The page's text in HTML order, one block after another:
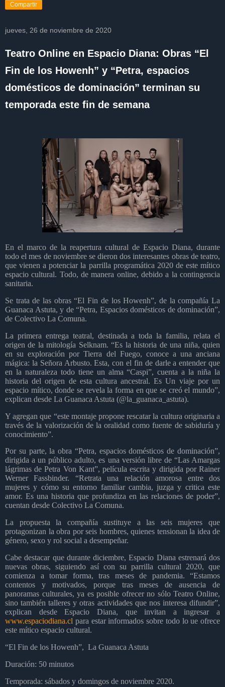
Compartir
jueves, 26 de noviembre de 2020
Teatro Online en Espacio Diana: Obras “El
Fin de los Howenh” y “Petra, espacios
domésticos de dominación” terminan su
temporada este fin de semana
En el marco de la reapertura cultural de Espacio Diana, durante
todo el mes de noviembre se dieron dos interesantes obras de teatro,
que vienen a potenciar la parrilla programática 2020 de este mítico
espacio cultural. Todo, de manera online, debido a la contingencia
sanitaria.
Se trata de las obras “El Fin de los Howenh”, de la compañía La
Guanaca Astuta, y de “Petra, Espacios domésticos de dominación”,
de Colectivo La Comuna.
La primera entrega teatral, destinada a toda la familia, relata el
origen de la mitología Selknam. “Es la historia de una niña, quien
en su exploración por Tierra del Fuego, conoce a una anciana
mágica: la Señora Arbusto. Esta, con el fin de darle a entender que
en la naturaleza todo tiene un alma “Caspi”, cuenta a la niña la
historia del origen de esta cultura ancestral. Es Un viaje por un
espacio mítico, donde se revela la forma en que se creó el mundo”,
explican desde La Guanaca Astuta (@la_guanaca_astuta).
Y agregan que “este montaje propone rescatar la cultura originaria a
través de la valorización de la oralidad como fuente de sabiduría y
conocimiento”.
Por su parte, la obra “Petra, espacios domésticos de dominación”,
dirigida a un público adulto, es una versión libre de “Las Amargas
lágrimas de Petra Von Kant”, película escrita y dirigida por Rainer
Werner Fassbinder. “Retrata una relación amorosa entre dos
mujeres y cómo su entorno familiar cambia, juzga y critica este
amor. Es una historia que profundiza en las relaciones de poder”,
cuentan desde Colectivo La Comuna.
La propuesta la compañía sustituye a las seis mujeres que
protagonizan la obra por seis hombres, quienes tensionan la idea de
género, sexo y rol social a desempeñar.
Cabe destacar que durante diciembre, Espacio Diana estrenará dos
nuevas obras, siguiendo así con su parrilla cultural 2020, que
comienza a tomar forma, tras meses de pandemia. “Estamos
contentos y motivados, porque tras meses de ausencia de
panoramas culturales, ya es posible ofrecer no sólo Teatro Online,
sino también talleres y otras actividades que nos interesa difundir”,
explican desde Espacio Diana, que invitan a ingresar a
www.espaciodiana.cl para estar informados sobre todo lo ue ofrece
este mítico espacio cultural.
“El Fin de los Howenh”, La Guanaca Astuta
Duración: 50 minutos
Temporada: sábados y domingos de noviembre 2020.